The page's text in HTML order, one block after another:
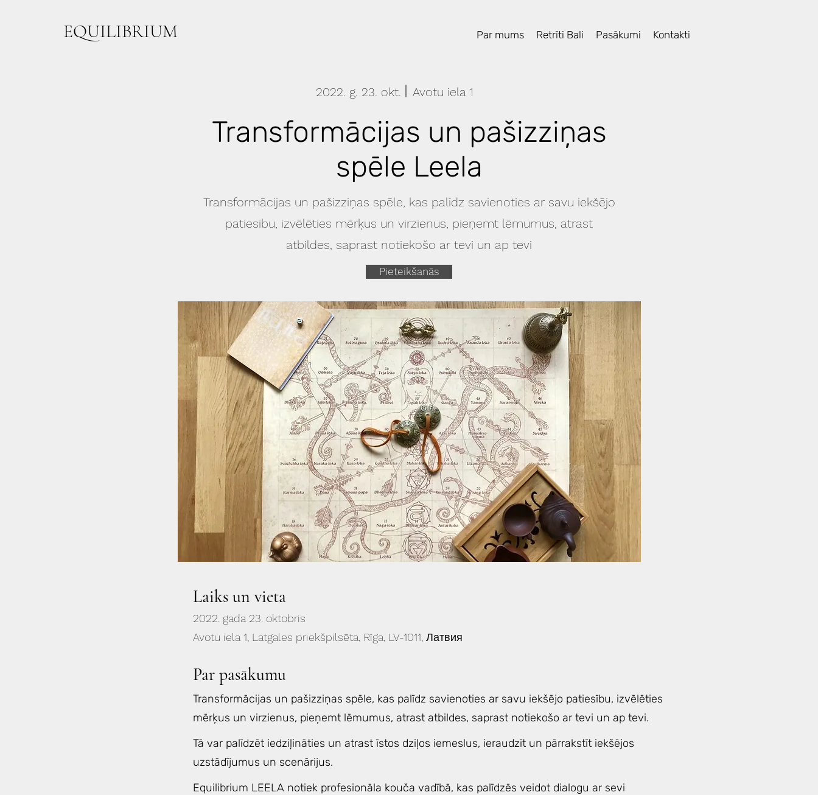
EQUILIBRIUM Par mums Retrīti Bali Pasākumi Kontakti
2022. g. 23. okt. Avotu iela 1
Transformācijas un pašizziņas
spēle Leela
Transformācijas un pašizziņas spēle, kas palīdz savienoties ar savu iekšējo
patiesību, izvēlēties mērķus un virzienus, pieņemt lēmumus, atrast
atbildes, saprast notiekošo ar tevi un ap tevi
Pieteikšanās
Laiks un vieta
2022. gada 23. oktobris
Avotu iela 1, Latgales priekšpilsēta, Rīga, LV-1011, Латвия
Par pasākumu
Transformācijas un pašizziņas spēle, kas palīdz savienoties ar savu iekšējo patiesību, izvēlēties
mērķus un virzienus, pieņemt lēmumus, atrast atbildes, saprast notiekošo ar tevi un ap tevi.
Tā var palīdzēt iedziļināties un atrast īstos dziļos iemeslus, ieraudzīt un pārrakstīt iekšējos
uzstādījumus un scenārijus.
Equilibrium LEELA notiek profesionāla kouča vadībā, kas palīdzēs veidot dialogu ar sevi